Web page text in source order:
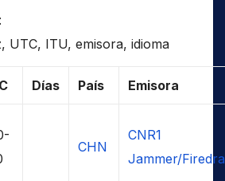
:
UTC, ITU, emisora, idioma
Días País Emisora
CHN
CNR1
Jammer/